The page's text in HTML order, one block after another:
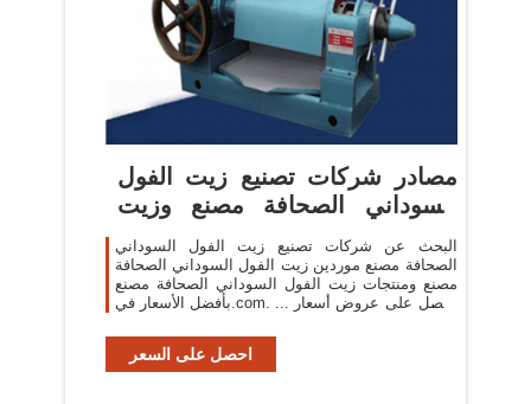
مصادر شركات تصنيع زيت الفول
السوداني الصحافة مصنع وزيت
البحث عن شركات تصنيع زيت الفول السوداني
الصحافة مصنع موردين زيت الفول السوداني الصحافة
مصنع ومنتجات زيت الفول السوداني الصحافة مصنع
بأفضل الأسعار في.com. ... احصل على عروض أسعار
احصل على السعر